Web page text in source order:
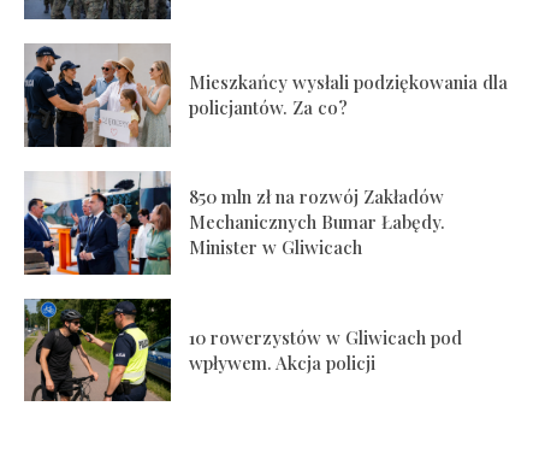
Mieszkańcy wysłali podziękowania dla
policjantów. Za co?
850 mln zł na rozwój Zakładów
Mechanicznych Bumar Łabędy.
Minister w Gliwicach
10 rowerzystów w Gliwicach pod
wpływem. Akcja policji